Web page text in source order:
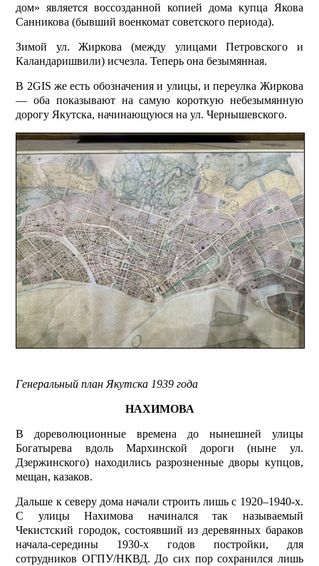
дом» является воссозданной копией дома купца Якова
Санникова (бывший военкомат советского периода).
Зимой ул. Жиркова (между улицами Петровского и
Каландаришвили) исчезла. Теперь она безымянная.
В 2GIS же есть обозначения и улицы, и переулка Жиркова
— оба показывают на самую короткую небезымянную
дорогу Якутска, начинающуюся на ул. Чернышевского.
Генеральный план Якутска 1939 года
НАХИМОВА
В дореволюционные времена до нынешней улицы
Богатырева вдоль Мархинской дороги (ныне ул.
Дзержинского) находились разрозненные дворы купцов,
мещан, казаков.
Дальше к северу дома начали строить лишь с 1920–1940-х.
С улицы Нахимова начинался так называемый
Чекистский городок, состоявший из деревянных бараков
начала-середины 1930-х годов постройки, для
сотрудников ОГПУ/НКВД. До сих пор сохранился лишь